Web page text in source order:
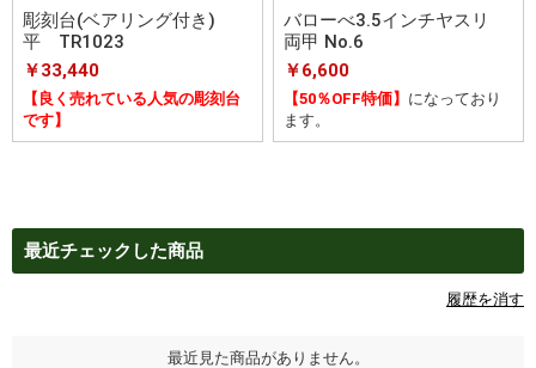
彫刻台(ベアリング付き)
平 TR1023
￥33,440
【良く売れている人気の彫刻台
です】
バローべ3.5インチヤスリ
両甲 No.6
￥6,600
【50％OFF特価】 になっており
ます。
最近チェックした商品
履歴を消す
最近見た商品がありません。